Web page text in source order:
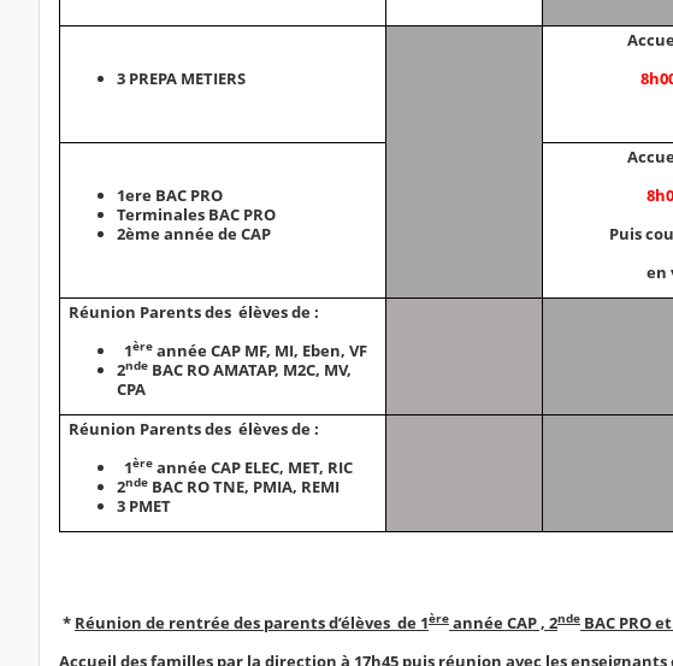
3 PREPA METIERS
1ere BAC PRO
Terminales BAC PRO
2ème année de CAP
Puis
en
Réunion Parents des élèves de :
1ère année CAP MF, MI, Eben, VF
2nde BAC RO AMATAP, M2C, MV,
CPA
Réunion Parents des élèves de :
1ère année CAP ELEC, MET, RIC
2nde BAC RO TNE, PMIA, REMI
3 PMET
* Réunion de rentrée des parents d’élèves de 1ère année CAP , 2nde BAC PRO
Accueil des familles par la direction à 17h45 puis réunion avec les enseignants